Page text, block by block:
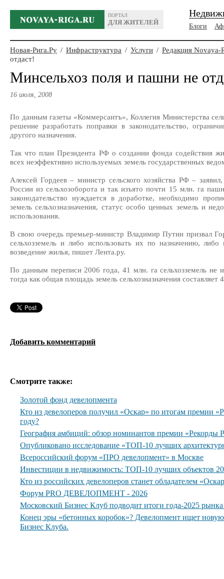
ПОРТАЛ
ДЛЯ ЖИТЕЛЕЙ
Блоги
Новая-Рига.Ру / Инфраструктура / Услуги / Редакция Novaya-
отдаст!
Минсельхоз поля и пашни не
16 июля, 2008
По данным газеты «Коммерсантъ», Коллегия Министерства
решение разработать поправки в законодательство,
другого назначения.
Так что план Президента РФ о создании фонда содействия
всех неэффективно используемых земель государственных
Алексей Гордеев – министр сельского хозяйства РФ –
России из сельхозоборота и так изъято почти 15 млн. га
законодательство нуждается в доработке, необходимо
земель сельхозназначения, статус особо ценных земель и
использования.
В свою очередь премьер-министр Владимир Путин призвал
сельхозземель и либо использовать их по назначению,
возведение жилья, пишет Лента.ру.
По данным переписи 2006 года, 41 млн. га сельхозземель не
тогда как общая площадь земель сельхозназначения
Добавить комментарий
Смотрите также:
Золотой фонд девелопмента
Кто из девелоперов получил «Оскар» по итогам премии
году?
География амбиций: обзор номинантов премии
Опубликовано исследование «ТОП-10 лучших
Всероссийский форум «ПРО девелопмент» в Москве
Инвестиции в недвижимость: ТОП-10 лучших объектов
Кто из российских девелоперов станет обладателем
Форум PRO ДЕВЕЛОПМЕНТ - 2026
Московский Бизнес Клуб подводит итоги года-2025
Конец эры «бетонных коробок»? Девелопмент ищет
Бизнес Клуба.